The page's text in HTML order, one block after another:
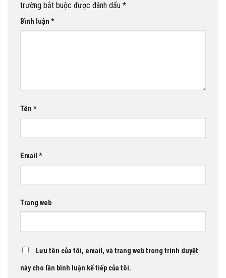
trường bắt buộc được đánh dấu *
Bình luận *
Tên *
Email *
Trang web
Lưu tên của tôi, email, và trang web trong trình duyệt
này cho lần bình luận kế tiếp của tôi.